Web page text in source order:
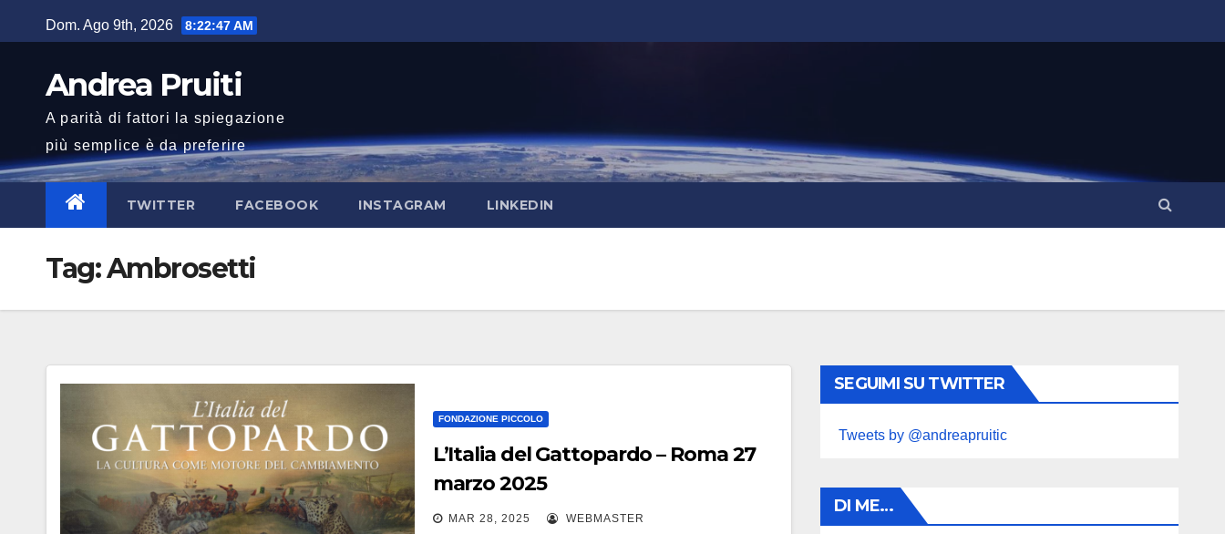
al
Dom. Ago 9th, 2026 8:22:48 AM
Andrea Pruiti
A parità di fattori la spiegazione
più semplice è da preferire
TWITTER FACEBOOK INSTAGRAM LINKEDIN
Tag:Ambrosetti
FONDAZIONE PICCOLO
L’Italia del Gattopardo – Roma 27
marzo 2025
MAR 28, 2025 WEBMASTER
SEGUIMI SU TWITTER
Tweets by @andreapruitic
DI ME…